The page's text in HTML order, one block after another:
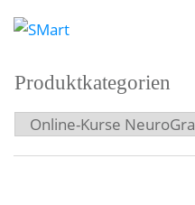
Produktkategorien